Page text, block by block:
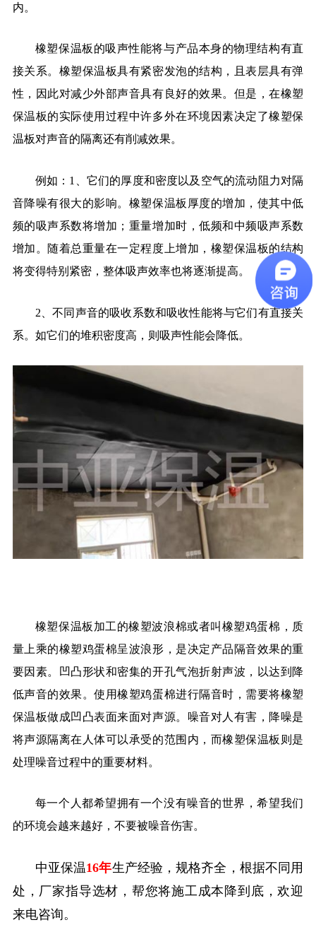
内。
橡塑保温板的吸声性能将与产品本身的物理结构有直
接关系。橡塑保温板具有紧密发泡的结构，且表层具有弹
性，因此对减少外部声音具有良好的效果。但是，在橡塑
保温板的实际使用过程中许多外在环境因素决定了橡塑保
温板对声音的隔离还有削减效果。
例如：1、它们的厚度和密度以及空气的流动阻力对隔
音降噪有很大的影响。橡塑保温板厚度的增加，使其中低
频的吸声系数将增加；重量增加时，低频和中频吸声系数
增加。随着总重量在一定程度上增加，橡塑保温板的结构
将变得特别紧密，整体吸声效率也将逐渐提高。
2、不同声音的吸收系数和吸收性能将与它们有直接关
系。如它们的堆积密度高，则吸声性能会降低。
橡塑保温板加工的橡塑波浪棉或者叫橡塑鸡蛋棉，质
量上乘的橡塑鸡蛋棉呈波浪形，是决定产品隔音效果的重
要因素。凹凸形状和密集的开孔气泡折射声波，以达到降
低声音的效果。使用橡塑鸡蛋棉进行隔音时，需要将橡塑
保温板做成凹凸表面来面对声源。噪音对人有害，降噪是
将声源隔离在人体可以承受的范围内，而橡塑保温板则是
处理噪音过程中的重要材料。
每一个人都希望拥有一个没有噪音的世界，希望我们
的环境会越来越好，不要被噪音伤害。
中亚保温16年生产经验，规格齐全，根据不同用
处，厂家指导选材，帮您将施工成本降到底，欢迎
来电咨询。